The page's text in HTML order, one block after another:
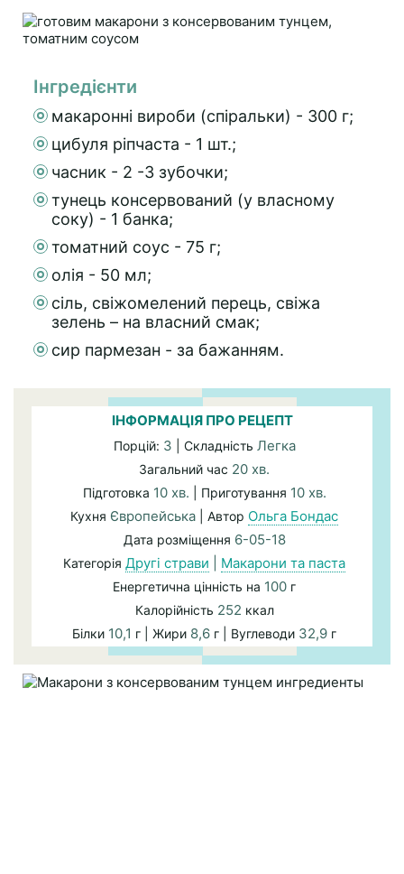
Інгредієнти
макаронні вироби (спіральки) - 300 г;
цибуля ріпчаста - 1 шт.;
часник - 2 -3 зубочки;
тунець консервований (у власному
соку) - 1 банка;
томатний соус - 75 г;
олія - 50 мл;
сіль, свіжомелений перець, свіжа
зелень – на власний смак;
сир пармезан - за бажанням.
ІНФОРМАЦІЯ ПРО РЕЦЕПТ
Порцій: 3 | Складність Легка
Загальний час 20 хв.
Підготовка 10 хв. | Приготування 10 хв.
Кухня Європейська | Автор Ольга Бондас
Дата розміщення 6-05-18
Категорія Другі страви Макарони та паста
Енергетична цінність на 100 г
Калорійність 252 ккал
Білки 10,1 г | Жири 8,6 г | Вуглеводи 32,9 г